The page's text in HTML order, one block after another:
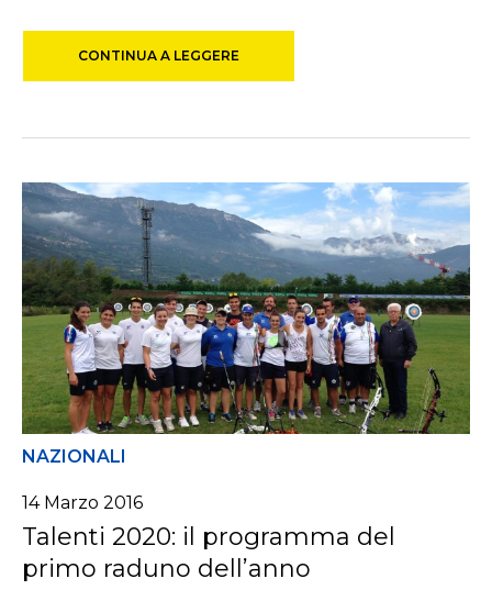
CONTINUA A LEGGERE
NAZIONALI
14 Marzo 2016
Talenti 2020: il programma del
primo raduno dell’anno